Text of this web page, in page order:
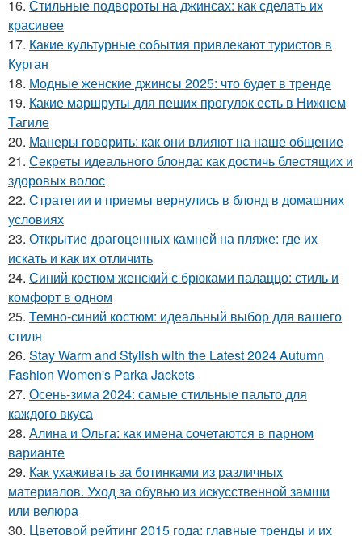
16. Стильные подвороты на джинсах: как сделать их
красивее
17. Какие культурные события привлекают туристов в
Курган
18. Модные женские джинсы 2025: что будет в тренде
19. Какие маршруты для пеших прогулок есть в Нижнем
Тагиле
20. Манеры говорить: как они влияют на наше общение
21. Секреты идеального блонда: как достичь блестящих и
здоровых волос
22. Стратегии и приемы вернулись в блонд в домашних
условиях
23. Открытие драгоценных камней на пляже: где их
искать и как их отличить
24. Синий костюм женский с брюками палаццо: стиль и
комфорт в одном
25. Темно-синий костюм: идеальный выбор для вашего
стиля
26. Stay Warm and Stylish with the Latest 2024 Autumn
Fashion Women's Parka Jackets
27. Осень-зима 2024: самые стильные пальто для
каждого вкуса
28. Алина и Ольга: как имена сочетаются в парном
варианте
29. Как ухаживать за ботинками из различных
материалов. Уход за обувью из искусственной замши
или велюра
30. Цветовой рейтинг 2015 года: главные тренды и их